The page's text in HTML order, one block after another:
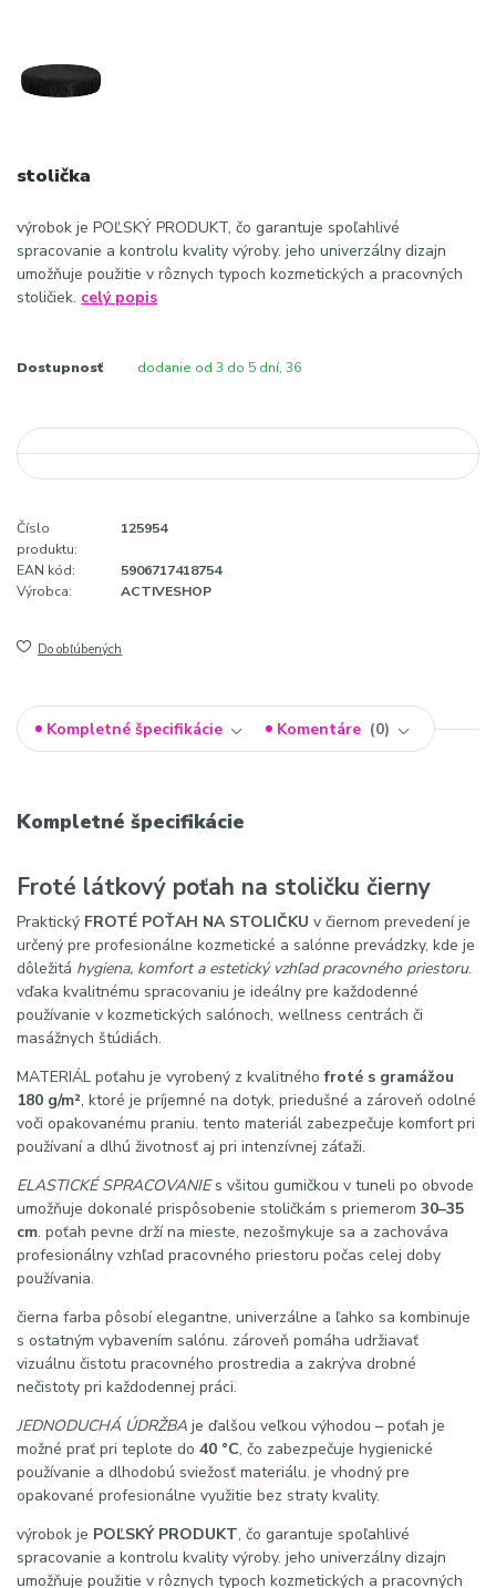
stolička
výrobok je POĽSKÝ PRODUKT, čo garantuje spoľahlivé
spracovanie a kontrolu kvality výroby. jeho univerzálny dizajn
umožňuje použitie v rôznych typoch kozmetických a pracovných
stoličiek. celý popis
Dostupnosť dodanie od 3 do 5 dní, 36
Číslo
produktu:
125954
EAN kód:
5906717418754
Výrobca:
ACTIVESHOP
Do obľúbených
Kompletné špecifikácie Komentáre 0
Kompletné špecifikácie
Froté látkový poťah na stoličku čierny
Praktický FROTÉ POŤAH NA STOLIČKU v čiernom prevedení je
určený pre profesionálne kozmetické a salónne prevádzky, kde je
dôležitá hygiena, komfort a estetický vzhľad pracovného priestoru.
vďaka kvalitnému spracovaniu je ideálny pre každodenné
používanie v kozmetických salónoch, wellness centrách či
masážnych štúdiách.
MATERIÁL poťahu je vyrobený z kvalitnéhofroté s gramážou
180 g/m², ktoré je príjemné na dotyk, priedušné a zároveň odolné
voči opakovanému praniu. tento materiál zabezpečuje komfort pri
používaní a dlhú životnosť aj pri intenzívnej záťaži.
ELASTICKÉ SPRACOVANIEs všitou gumičkou v tuneli po obvode
umožňuje dokonalé prispôsobenie stoličkám s priemerom 30–35
cm. poťah pevne drží na mieste, nezošmykuje sa a zachováva
profesionálny vzhľad pracovného priestoru počas celej doby
používania.
čierna farba pôsobí elegantne, univerzálne a ľahko sa kombinuje
s ostatným vybavením salónu. zároveň pomáha udržiavať
vizuálnu čistotu pracovného prostredia a zakrýva drobné
nečistoty pri každodennej práci.
JEDNODUCHÁ ÚDRŽBA je ďalšou veľkou výhodou – poťah je
možné prať pri teplote do 40 °C, čo zabezpečuje hygienické
používanie a dlhodobú sviežosť materiálu. je vhodný pre
opakované profesionálne využitie bez straty kvality.
výrobok je POĽSKÝ PRODUKT, čo garantuje spoľahlivé
spracovanie a kontrolu kvality výroby. jeho univerzálny dizajn
umožňuje použitie v rôznych typoch kozmetických a pracovných